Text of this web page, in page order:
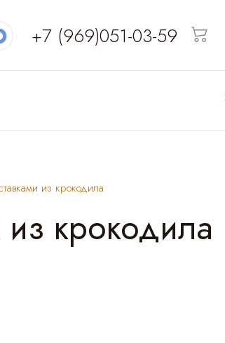
+7 (969)051-03-59
из крокодила
крокодила